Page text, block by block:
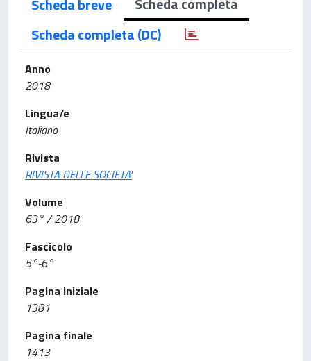
Scheda breve
Scheda completa (DC)
Anno
2018
Lingua/e
Italiano
Rivista
RIVISTA DELLE SOCIETA'
Volume
63° / 2018
Fascicolo
5°-6°
Pagina iniziale
1381
Pagina finale
1413